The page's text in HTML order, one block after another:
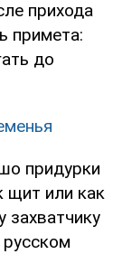
прихода
примета:
до
придурки
щит или как